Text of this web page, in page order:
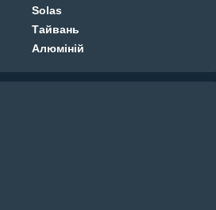
Solas
Тайвань
Алюміній